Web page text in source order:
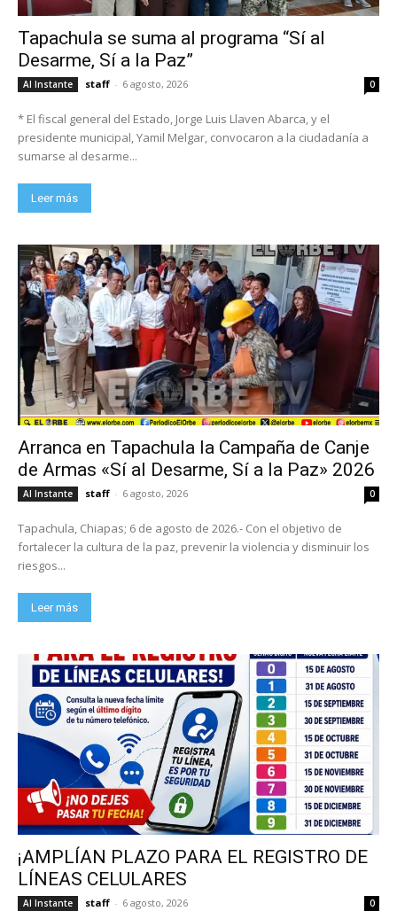
Tapachula se suma al programa “Sí al
Desarme, Sí a la Paz”
Al Instante staff - 6 agosto, 2026 0
* El fiscal general del Estado, Jorge Luis Llaven Abarca, y el
presidente municipal, Yamil Melgar, convocaron a la ciudadanía a
sumarse al desarme...
Leer más
Arranca en Tapachula la Campaña de Canje
de Armas «Sí al Desarme, Sí a la Paz» 2026
Al Instante staff - 6 agosto, 2026 0
Tapachula, Chiapas; 6 de agosto de 2026.- Con el objetivo de
fortalecer la cultura de la paz, prevenir la violencia y disminuir los
riesgos...
Leer más
¡AMPLÍAN PLAZO PARA EL REGISTRO DE
LÍNEAS CELULARES
Al Instante staff - 6 agosto, 2026 0